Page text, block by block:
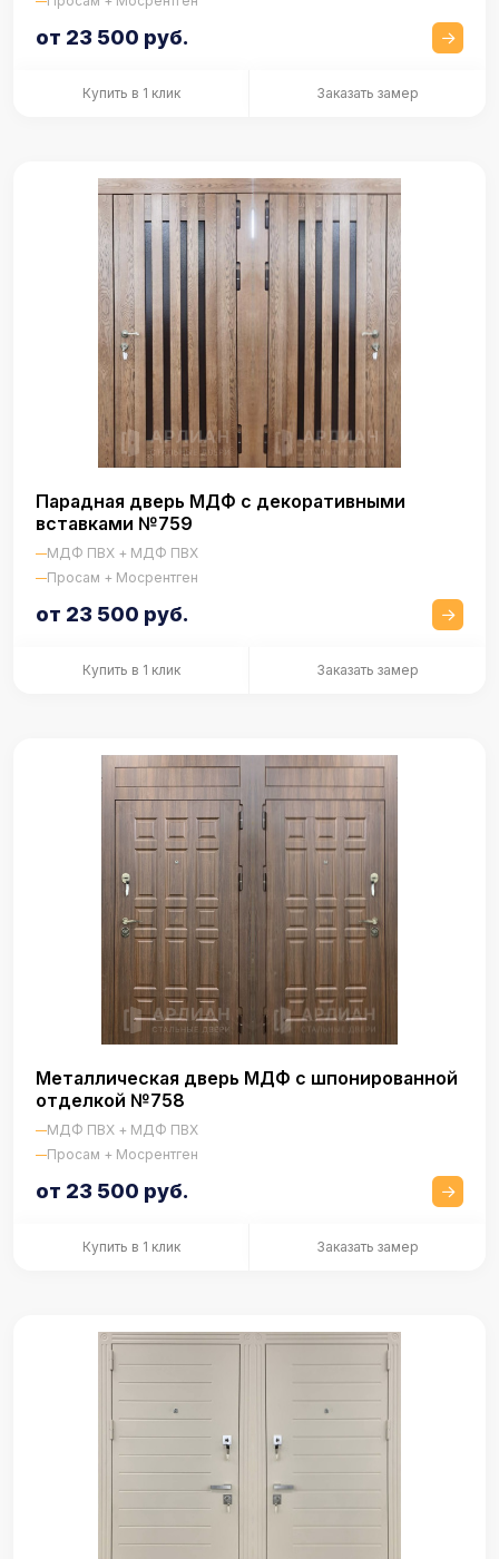
от 23 500 руб.
Купить в 1 клик Заказать замер
Парадная дверь МДФ с декоративными
вставками №759
МДФ ПВХ + МДФ ПВХ
Просам + Мосрентген
от 23 500 руб.
Купить в 1 клик Заказать замер
Металлическая дверь МДФ с шпонированной
отделкой №758
МДФ ПВХ + МДФ ПВХ
Просам + Мосрентген
от 23 500 руб.
Купить в 1 клик Заказать замер